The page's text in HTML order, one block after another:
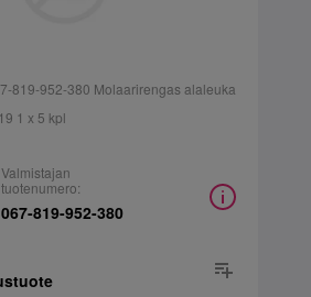
819-952-380 Molaarirengas alaleuka
1 x 5 kpl
Valmistajan
tuotenumero:
067-819-952-380